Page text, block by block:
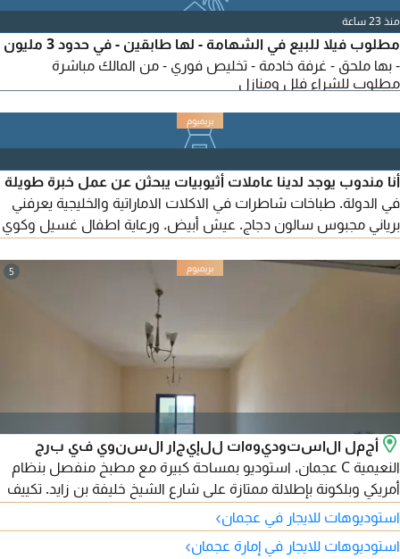
منذ 23 ساعة
مطلوب فيلا للبيع في الشهامة - لها طابقين - في حدود 3 مليون
- بها ملحق - غرفة خادمة - تخليص فوري - من المالك مباشرة
مطلوب للشراء فلل ومنازل
أنا مندوب يوجد لدينا عاملات أثيوبيات يبحثن عن عمل خبرة طويلة
في الدولة. طباخات شاطرات في الاكلات الاماراتية والخليجية يعرفني
برياني مجبوس سالون دجاج. عيش أبيض. ورعاية اطفال غسيل وكوي
زيارة أول مرة في الدولة. أمينات وموثوق بهم
5
أجمل الاستوديوهات للإيجار السنوي في برج
النعيمية C عجمان. استوديو بمساحة كبيرة مع مطبخ منفصل بنظام
أمريكي وبلكونة بإطلالة ممتازة على شارع الشيخ خليفة بن زايد. تكييف
وتبريد مركزي وصيانة على المالك، مع موقف خاص للسيارة. موقع
مميز بجوار مدرسة الحكمة وقريب من محطة الباص وجميع الخدمات.
الإيجار السنوي 23000 درهم على 6 دفعات شامل الموقف.
استوديوهات للايجار في عجمان›
استوديوهات للايجار في إمارة عجمان›